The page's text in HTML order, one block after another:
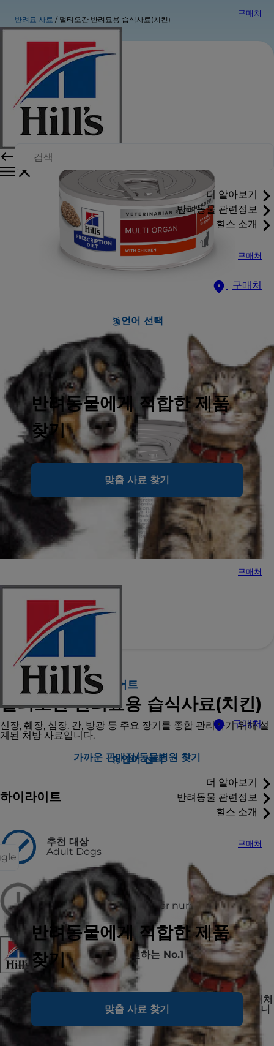
구매처
더 알아보기
반려동물 관련정보
힐스 소개
구매처
구매처
언어 선택
반려동물에게 적합한 제품
찾기
맞춤 사료 찾기
구매처
구매처
언어 선택
더 알아보기
반려동물 관련정보
힐스 소개
구매처
반려동물에게 적합한 제품
찾기
맞춤 사료 찾기
반려묘 사료 멀티오간 반려묘용 습식사료(치킨)
힐스 프리스크립션 다이어트
멀티오간 반려묘용 습식사료(치킨)
신장, 췌장, 심장, 간, 방광 등 주요 장기를 종합 관리하기 위해 설
계된 처방 사료입니다.
가까운 판매점/동물병원 찾기
하이라이트
추천 대상
Adult Dogs
비추천 대상
puppies and pregnant or nursing
미국 수의사들이 추천하는 No.1 브랜드, 힐스
구매하신 제품에 대해 불만족 시, 미사용분을 구매처
에 반품하시면 전액 환불 또는 교환을 진행해드립니